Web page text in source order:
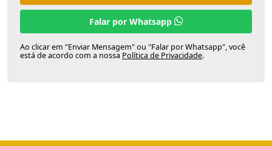
Falar por Whatsapp
Ao clicar em "Enviar Mensagem" ou "Falar por Whatsapp", você
está de acordo com a nossa Política de Privacidade.